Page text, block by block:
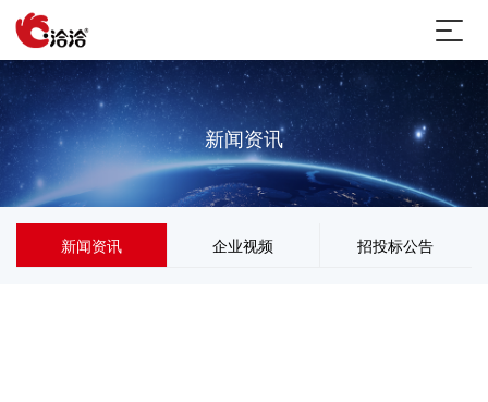
新闻资讯
新闻资讯 企业视频 招投标公告